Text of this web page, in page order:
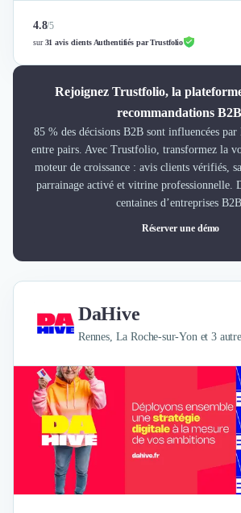
4.8/5
sur31 avis clients Authentifiés par Trustfolio
Rejoignez Trustfolio, la
recommandations
85 % des décisions B2B sont influencées
entre pairs. Avec Trustfolio, transformez la
moteur de croissance : avis clients vérifiés,
parrainage activé et vitrine professionnelle.
centaines d’entreprises
Réserver une démo
DaHive
Rennes, La Roche-sur-Yon et 3